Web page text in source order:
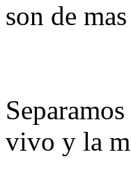
son de
vivo y la